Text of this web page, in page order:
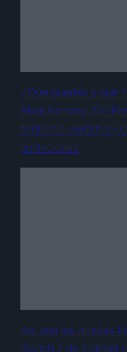
¿Qué puedes y qué
Final Fantasy XIV
Nintendo Switch 2?
limitaciones
Así son las nuevas
Switch 2 de Ardistel